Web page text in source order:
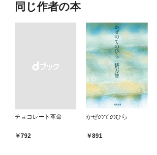
同じ作者の本
チョコレート革命
￥792
かぜのてのひら
891